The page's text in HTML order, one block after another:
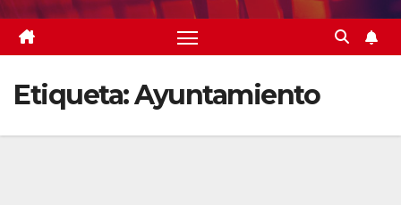
Etiqueta:Ayuntamiento